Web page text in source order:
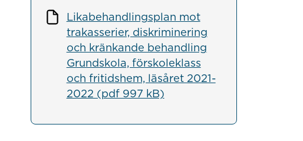
Likabehandlingsplan mot
trakasserier, diskriminering
och kränkande behandling
Grundskola, förskoleklass
och fritidshem, läsåret 2021-
2022 (pdf 997 kB)